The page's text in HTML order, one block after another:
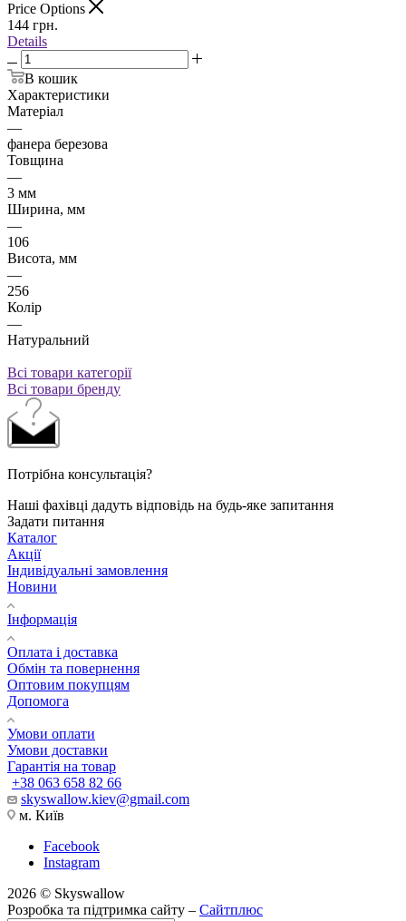
Price Options
144 грн.
Details
В кошик
Характеристики
Матеріал
—
фанера березова
Товщина
—
3 мм
Ширина, мм
—
106
Висота, мм
—
256
Колір
—
Натуральний
Всі товари категорії
Всі товари бренду
Потрібна консультація?
Наші фахівці дадуть відповідь на будь-яке запитання
Задати питання
Каталог
Акції
Індивідуальні замовлення
Новини
Інформація
Оплата і доставка
Обмін та повернення
Оптовим покупцям
Допомога
Умови оплати
Умови доставки
Гарантія на товар
+38 063 658 82 66
skyswallow.kiev@gmail.com
м. Київ
Facebook
Instagram
2026 © Skyswallow
Розробка та підтримка сайту – Сайтплюс